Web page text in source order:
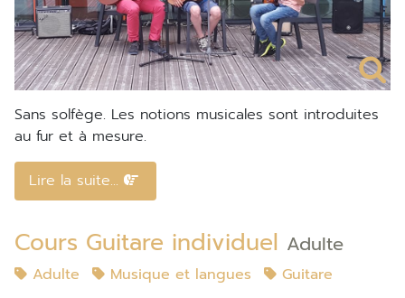
Sans solfège. Les notions musicales sont introduites
au fur et à mesure.
Lire la suite...
Cours Guitare individuel Adulte
Adulte Musique et langues
Guitare